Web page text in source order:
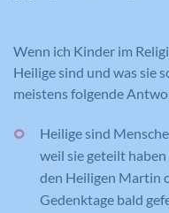
Wenn ich Kinder im
Heilige sind und was sie
meistens folgende
Heilige sind
weil sie geteilt
den Heiligen Martin
Gedenktage bald